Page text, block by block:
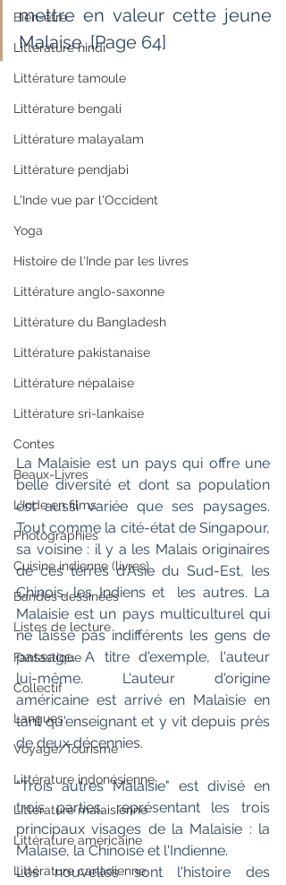
Bien-être
Littérature hindi
Littérature tamoule
Littérature bengali
Littérature malayalam
Littérature pendjabi
L'Inde vue par l'Occident
Yoga
Histoire de l'Inde par les livres
Littérature anglo-saxonne
Littérature du Bangladesh
Littérature pakistanaise
Littérature népalaise
Littérature sri-lankaise
Contes
Beaux-Livres
L'Inde en films
Photographies
Cuisine indienne (livres)
Bandes dessinées
Listes de lecture
Fantastique
Collectif
Langues
Voyage/Tourisme
Littérature indonésienne
Littérature malaisienne
Littérature américaine
Littérature canadienne
mettre en valeur cette jeune
Malaise. [Page 64]
La Malaisie est un pays qui offre une
belle diversité et dont sa population
est aussi variée que ses paysages.
Tout comme la cité-état de Singapour,
sa voisine : il y a les Malais originaires
de ces terres d'Asie du Sud-Est, les
Chinois, les Indiens et  les autres. La
Malaisie est un pays multiculturel qui
ne laisse pas indifférents les gens de
passage. A titre d'exemple, l'auteur
lui-même. L'auteur d'origine
américaine est arrivé en Malaisie en
tant qu'enseignant et y vit depuis près
de deux décennies.
"Trois autres Malaisie" est divisé en
trois parties, représentant les trois
principaux visages de la Malaisie : la
Malaise, la Chinoise et l'Indienne.
Les nouvelles sont l'histoire des